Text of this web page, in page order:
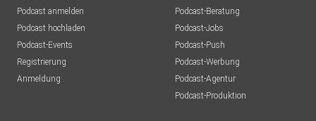
Podcast anmelden
Podcast hochladen
Podcast-Events
Registrierung
Anmeldung
Podcast-Beratung
Podcast-Jobs
Podcast-Push
Podcast-Werbung
Podcast-Agentur
Podcast-Produktion